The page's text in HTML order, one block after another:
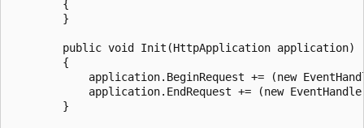
        {
        }
        public void Init(HttpApplication application)
        {
application.BeginRequest += (new
application.EndRequest += (new
        }